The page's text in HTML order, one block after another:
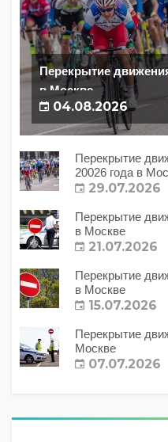
Перекрытие
в Москве
04.08.2026
Перекрытие
20026 года в
29.07.2026
Перекрытие
в Москве
21.07.2026
Перекрытие
в Москве
15.07.2026
Перекрытие
Москве
07.07.2026